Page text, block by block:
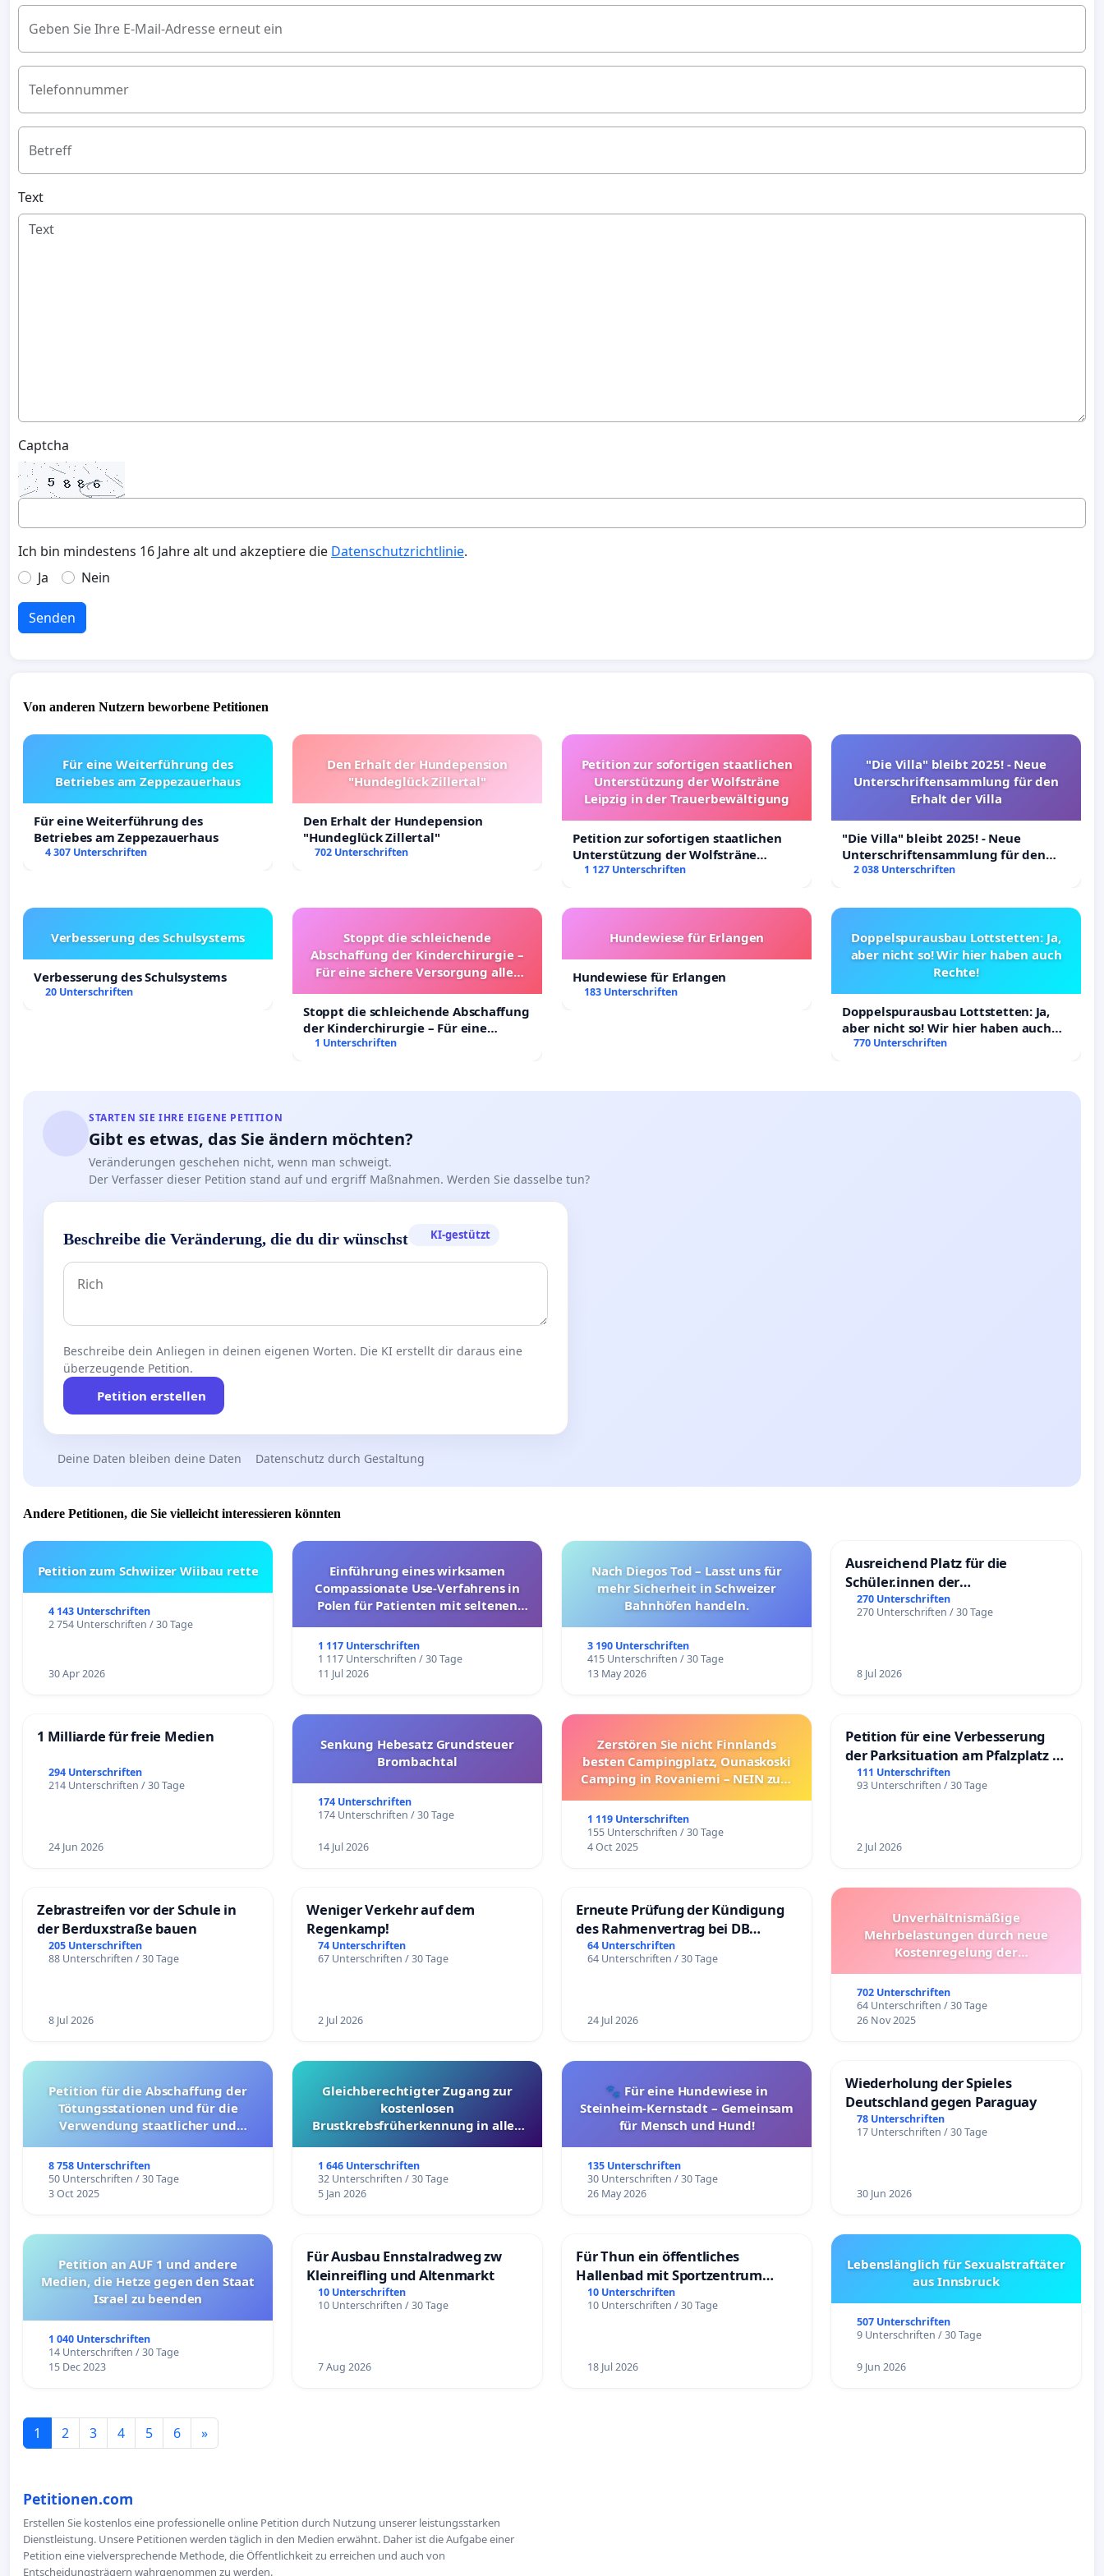
Geben Sie Ihre E-Mail-Adresse erneut ein
Telefonnummer
Betreff
Text
Captcha
Ich bin mindestens 16 Jahre alt und akzeptiere die Datenschutzrichtlinie.
Ja
Nein
Senden
Von anderen Nutzern beworbene Petitionen
Für eine Weiterführung des
Betriebes am Zeppezauerhaus
Für eine Weiterführung des
Betriebes am Zeppezauerhaus
4 307 Unterschriften
Den Erhalt der Hundepension
"Hundeglück Zillertal"
Den Erhalt der Hundepension
"Hundeglück Zillertal"
702 Unterschriften
Petition zur sofortigen staatlichen
Unterstützung der Wolfsträne
Leipzig in der Trauerbewältigung
Petition zur sofortigen staatlichen
Unterstützung der Wolfsträne
Leipzig in der Trauerbewältigung
1 127 Unterschriften
"Die Villa" bleibt 2025! - Neue
Unterschriftensammlung für den
Erhalt der Villa
"Die Villa" bleibt 2025! - Neue
Unterschriftensammlung für den
Erhalt der Villa
2 038 Unterschriften
Verbesserung des Schulsystems
Verbesserung des Schulsystems
20 Unterschriften
Stoppt die schleichende
Abschaffung der Kinderchirurgie –
Für eine sichere Versorgung aller
Stoppt die schleichende Abschaffung
der Kinderchirurgie – Für eine
sichere Versorgung aller Kinder in
1 Unterschriften
Hundewiese für Erlangen
Hundewiese für Erlangen
183 Unterschriften
Doppelspurausbau Lottstetten: Ja,
aber nicht so! Wir hier haben auch
Rechte!
Doppelspurausbau Lottstetten: Ja,
aber nicht so! Wir hier haben auch
Rechte!
770 Unterschriften
STARTEN SIE IHRE EIGENE PETITION
Gibt es etwas, das Sie ändern möchten?
Veränderungen geschehen nicht, wenn man schweigt.
Der Verfasser dieser Petition stand auf und ergriff Maßnahmen. Werden Sie dasselbe tun?
Beschreibe die Veränderung, die du dir wünschst KI-gestützt
Beschreibe dein Anliegen in deinen eigenen Worten. Die KI erstellt dir daraus eine
überzeugende Petition.
Petition erstellen
Deine Daten bleiben deine Daten Datenschutz durch Gestaltung
Andere Petitionen, die Sie vielleicht interessieren könnten
Petition zum Schwiizer Wiibau rette
4 143 Unterschriften
2 754 Unterschriften / 30 Tage
30 Apr 2026
Einführung eines wirksamen
Compassionate Use-Verfahrens in
Polen für Patienten mit seltenen
1 117 Unterschriften
1 117 Unterschriften / 30 Tage
11 Jul 2026
Nach Diegos Tod – Lasst uns für
mehr Sicherheit in Schweizer
Bahnhöfen handeln.
3 190 Unterschriften
415 Unterschriften / 30 Tage
13 May 2026
Ausreichend Platz für die
Schüler.innen der
Schönbergschule
270 Unterschriften
270 Unterschriften / 30 Tage
8 Jul 2026
1 Milliarde für freie Medien
294 Unterschriften
214 Unterschriften / 30 Tage
24 Jun 2026
Senkung Hebesatz Grundsteuer
Brombachtal
174 Unterschriften
174 Unterschriften / 30 Tage
14 Jul 2026
Zerstören Sie nicht Finnlands
besten Campingplatz, Ounaskoski
Camping in Rovaniemi – NEIN zum
1 119 Unterschriften
155 Unterschriften / 30 Tage
4 Oct 2025
Petition für eine Verbesserung
der Parksituation am Pfalzplatz in
Mannheim
111 Unterschriften
93 Unterschriften / 30 Tage
2 Jul 2026
Zebrastreifen vor der Schule in
der Berduxstraße bauen
205 Unterschriften
88 Unterschriften / 30 Tage
8 Jul 2026
Weniger Verkehr auf dem
Regenkamp!
74 Unterschriften
67 Unterschriften / 30 Tage
2 Jul 2026
Erneute Prüfung der Kündigung
des Rahmenvertrag bei DB
Fahrwegdienste Gmbh
64 Unterschriften
64 Unterschriften / 30 Tage
24 Jul 2026
Unverhältnismäßige
Mehrbelastungen durch neue
Kostenregelung der
Überprüfung und Alternativen
702 Unterschriften
64 Unterschriften / 30 Tage
26 Nov 2025
Petition für die Abschaffung der
Tötungsstationen und für die
Verwendung staatlicher und
8 758 Unterschriften
50 Unterschriften / 30 Tage
3 Oct 2025
Gleichberechtigter Zugang zur
kostenlosen
Brustkrebsfrüherkennung in allen
1 646 Unterschriften
32 Unterschriften / 30 Tage
5 Jan 2026
🐾 Für eine Hundewiese in
Steinheim-Kernstadt – Gemeinsam
für Mensch und Hund!
135 Unterschriften
30 Unterschriften / 30 Tage
26 May 2026
Wiederholung der Spieles
Deutschland gegen Paraguay
78 Unterschriften
17 Unterschriften / 30 Tage
30 Jun 2026
Petition an AUF 1 und andere
Medien, die Hetze gegen den Staat
Israel zu beenden
1 040 Unterschriften
14 Unterschriften / 30 Tage
15 Dec 2023
Für Ausbau Ennstalradweg zw
Kleinreifling und Altenmarkt
10 Unterschriften
10 Unterschriften / 30 Tage
7 Aug 2026
Für Thun ein öffentliches
Hallenbad mit Sportzentrum
schaffen
10 Unterschriften
10 Unterschriften / 30 Tage
18 Jul 2026
Lebenslänglich für Sexualstraftäter
aus Innsbruck
507 Unterschriften
9 Unterschriften / 30 Tage
9 Jun 2026
1 2 3 4 5 6 »
Petitionen.com
Erstellen Sie kostenlos eine professionelle online Petition durch Nutzung unserer leistungsstarken
Dienstleistung. Unsere Petitionen werden täglich in den Medien erwähnt. Daher ist die Aufgabe einer
Petition eine vielversprechende Methode, die Öffentlichkeit zu erreichen und auch von
Entscheidungsträgern wahrgenommen zu werden.